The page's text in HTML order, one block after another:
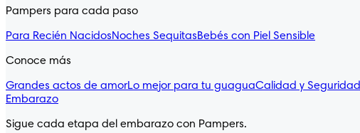
Pampers para cada paso
Para Recién NacidosNoches SequitasBebés con Piel Sensible
Conoce más
Grandes actos de amorLo mejor para tu guaguaCalidad y Seguridad
Embarazo
Sigue cada etapa del embarazo con Pampers.